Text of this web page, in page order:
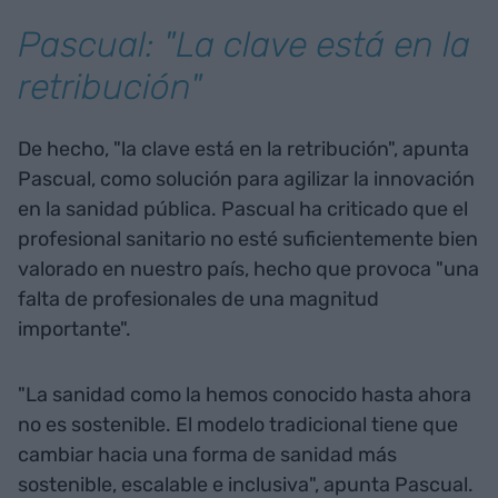
Pascual: "La clave está en la
retribución"
De hecho, "la clave está en la retribución", apunta
Pascual, como solución para agilizar la innovación
en la sanidad pública. Pascual ha criticado que el
profesional sanitario no esté suficientemente bien
valorado en nuestro país, hecho que provoca "una
falta de profesionales de una magnitud
importante".
"La sanidad como la hemos conocido hasta ahora
no es sostenible. El modelo tradicional tiene que
cambiar hacia una forma de sanidad más
sostenible, escalable e inclusiva", apunta Pascual.